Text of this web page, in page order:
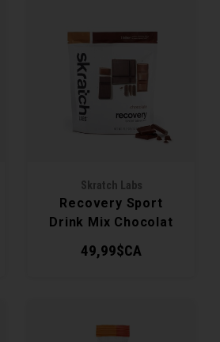
Skratch Labs
Recovery Sport
Drink Mix Chocolat
49,99$CA